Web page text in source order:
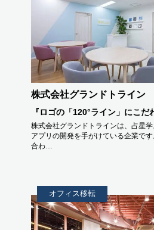
株式会社グランドトライン
『ロゴの「120°ライン」にこだ
株式会社グランドトラインは、占星
アプリの開発を手がけている企業で
合わ…
オフィス移転